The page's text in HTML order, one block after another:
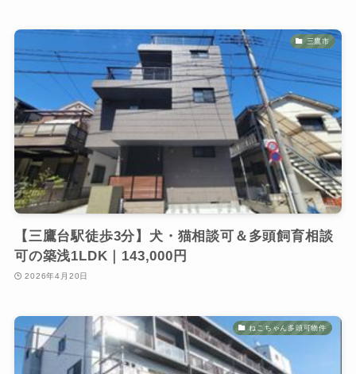
三鷹市
【三鷹台駅徒歩3分】犬・猫相談可＆多頭飼育相談
可の築浅1LDK｜143,000円
2026年4月20日
ねこちゃん多頭可物件